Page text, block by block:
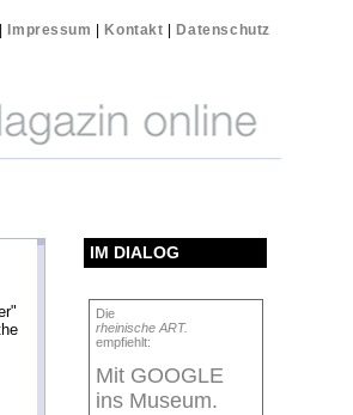
Impressum Kontakt Datenschutz
IM DIALOG
Die
rheinische ART.
empfiehlt:
Mit GOOGLE
ins Museum.